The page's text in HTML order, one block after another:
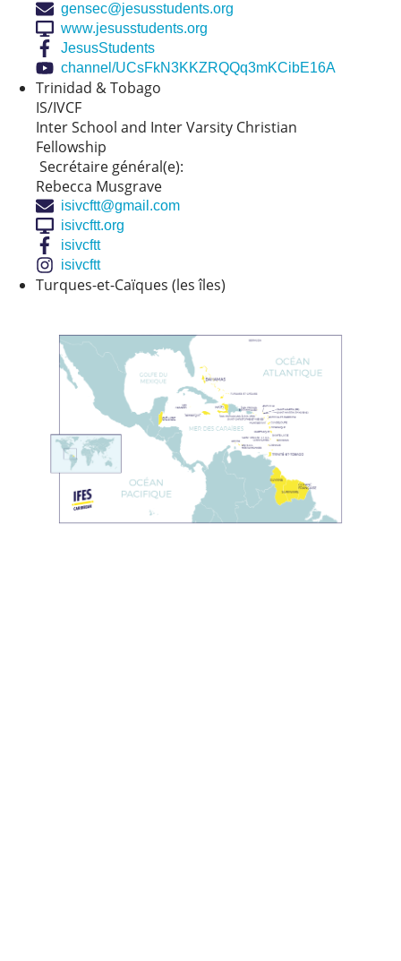
gensec@jesusstudents.org
www.jesusstudents.org
JesusStudents
channel/UCsFkN3KKZRQQq3mKCibE16A
Trinidad & Tobago
IS/IVCF
Inter School and Inter Varsity Christian
Fellowship
Secrétaire général(e):
Rebecca Musgrave
isivcftt@gmail.com
isivcftt.org
isivcftt
isivcftt
Turques-et-Caïques (les îles)